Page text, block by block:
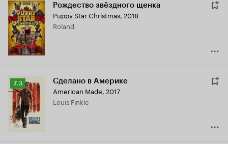
Рождество звёздного щенка
Puppy Star Christmas, 2018
Roland
Рейтинг
Кинопоиска
7.3
7.3 Сделано в Америке
American Made, 2017
Louis Finkle